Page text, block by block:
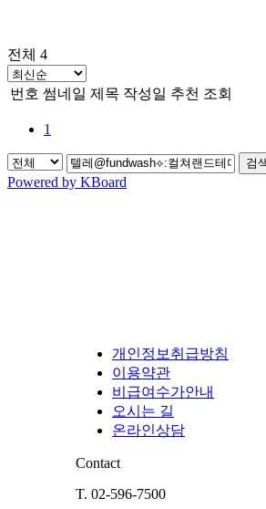
전체 4
번호 썸네일 제목 작성일 추천 조회
1
검
Powered by KBoard
개인정보취급방침
이용약관
비급여수가안내
오시는 길
온라인상담
Contact
T. 02-596-7500